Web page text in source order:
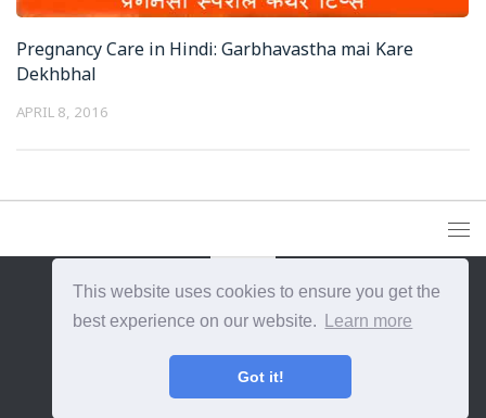
This website uses cookies to ensure you get the
best experience on our website.
Learn more
Got it!
Pregnancy Care in Hindi: Garbhavastha mai Kare
Dekhbhal
APRIL 8, 2016
{{site_title}} © {{year}}. All Rights Reserved.